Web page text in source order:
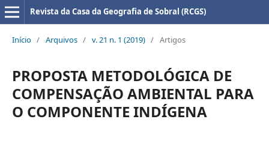
Revista da Casa da Geografia de Sobral (RCGS)
Início / Arquivos / v. 21 n. 1 (2019) / Artigos
PROPOSTA METODOLÓGICA DE
COMPENSAÇÃO AMBIENTAL PARA
O COMPONENTE INDÍGENA